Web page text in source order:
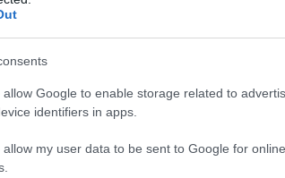
allow Google to enable storage related to
identifiers in apps.
allow my user data to be sent to Google for
Ez az érzelmi kettősség ragadta
hivatásukat.